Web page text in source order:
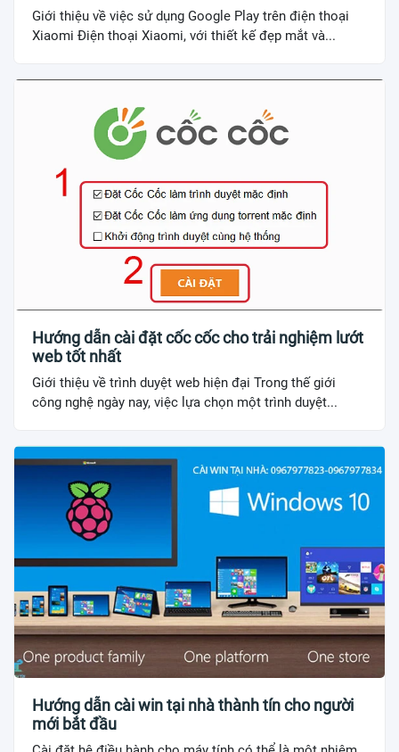
Giới thiệu về việc sử dụng Google Play trên điện thoại
Xiaomi Điện thoại Xiaomi, với thiết kế đẹp mắt và...
Hướng dẫn cài đặt cốc cốc cho trải nghiệm lướt
web tốt nhất
Giới thiệu về trình duyệt web hiện đại Trong thế giới
công nghệ ngày nay, việc lựa chọn một trình duyệt...
Hướng dẫn cài win tại nhà thành tín cho người
mới bắt đầu